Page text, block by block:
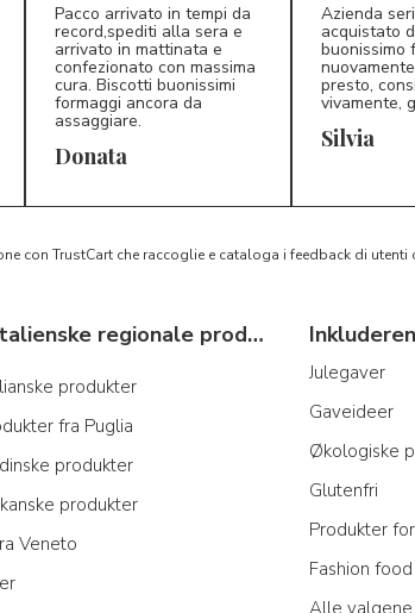
D*
Pacco arrivato in tempi da
record,spediti alla sera e
arrivato in mattinata e
confezionato con massima
cura. Biscotti buonissimi
formaggi ancora da
assaggiare.
Donata S*
Azienda
acquistato
buonissimo
presto,
vivamente,
Silvia
con TrustCart che raccoglie e cataloga i feedback di
Typiske italienske regionale produkter
produkter
fra Puglia
produkter
produkter
Veneto
Julegaver
Gaveideer
Økologiske
Glutenfri
Produkter
Fashion food
Alle valgene